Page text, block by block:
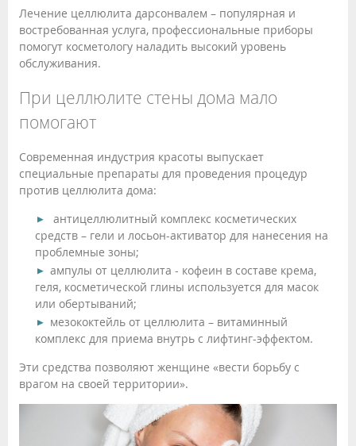
Лечение целлюлита дарсонвалем – популярная и
востребованная услуга, профессиональные приборы
помогут косметологу наладить высокий уровень
обслуживания.
При целлюлите стены дома мало
помогают
Современная индустрия красоты выпускает
специальные препараты для проведения процедур
против целлюлита дома:
антицеллюлитный комплекс косметических
средств – гели и лосьон-активатор для нанесения на
проблемные зоны;
ампулы от целлюлита - кофеин в составе крема,
геля, косметической глины используется для масок
или обертываний;
мезококтейль от целлюлита – витаминный
комплекс для приема внутрь с лифтинг-эффектом.
Эти средства позволяют женщине «вести борьбу с
врагом на своей территории».